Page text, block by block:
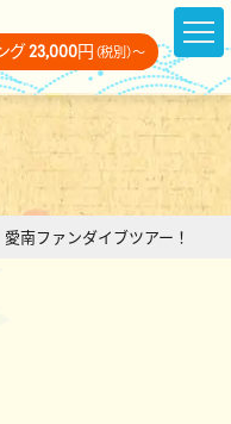
グ23,000円 （税別）～
愛南ファンダイブツアー！